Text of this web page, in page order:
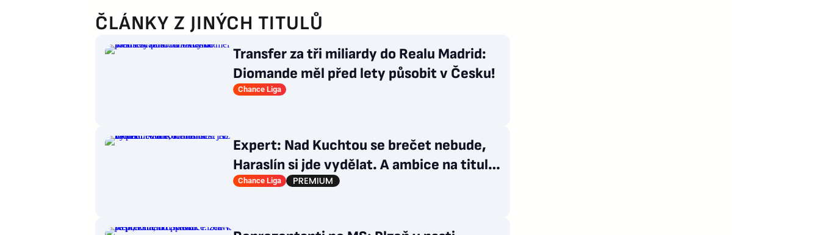
ČLÁNKY Z JINÝCH TITULŮ
Transfer za tři miliardy do Realu Madrid:
Diomande měl před lety působit v Česku!
Chance Liga
Expert: Nad Kuchtou se brečet nebude,
Haraslín si jde vydělat. A ambice na titul?
Až za rok
Chance Liga